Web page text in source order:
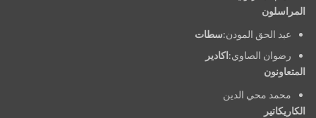
المراسلون
عبد الحق المودن:سطات
رضوان الصاوي:اكادير
المتعاونون
محمد محي الدين
الكاريكاتير